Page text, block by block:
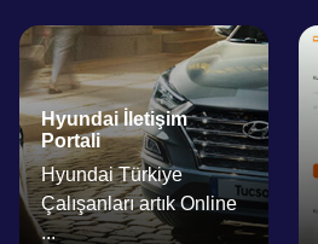
Hyundai İletişim
Portali
Hyundai Türkiye
Çalışanları artık Online
...